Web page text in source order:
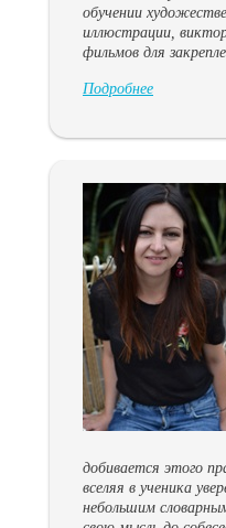
обучении
иллюстрации,
фильмов для
Подробнее
добивается этого
вселяя в ученика
небольшим